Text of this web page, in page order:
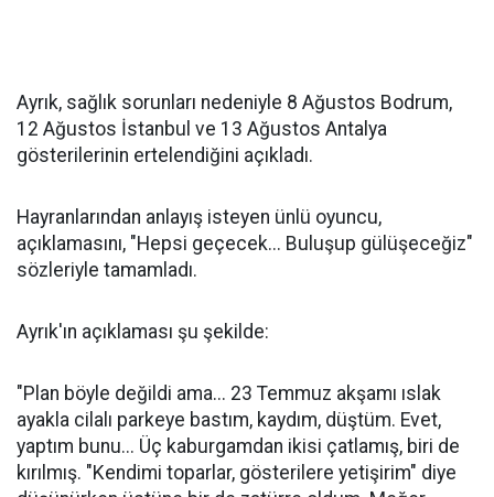
Ayrık, sağlık sorunları nedeniyle 8 Ağustos Bodrum,
12 Ağustos İstanbul ve 13 Ağustos Antalya
gösterilerinin ertelendiğini açıkladı.
Hayranlarından anlayış isteyen ünlü oyuncu,
açıklamasını, "Hepsi geçecek... Buluşup gülüşeceğiz"
sözleriyle tamamladı.
Ayrık'ın açıklaması şu şekilde:
"Plan böyle değildi ama... 23 Temmuz akşamı ıslak
ayakla cilalı parkeye bastım, kaydım, düştüm. Evet,
yaptım bunu... Üç kaburgamdan ikisi çatlamış, biri de
kırılmış. "Kendimi toparlar, gösterilere yetişirim" diye